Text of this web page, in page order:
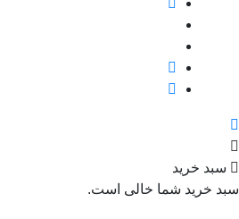
خرید
خرید شما خالی است.